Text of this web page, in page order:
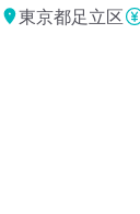
東京都足立区